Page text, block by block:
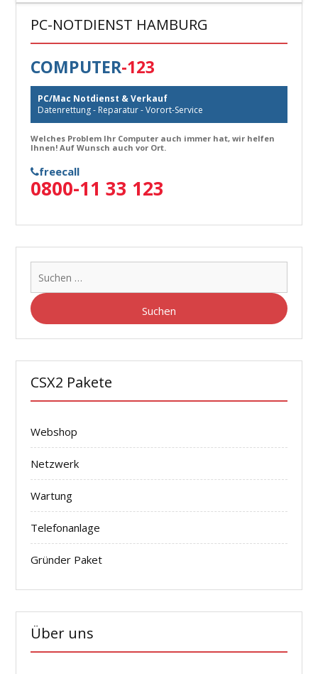
PC-NOTDIENST HAMBURG
COMPUTER-123
PC/Mac Notdienst & Verkauf
Datenrettung - Reparatur - Vorort-Service
Welches Problem Ihr Computer auch immer hat, wir helfen
Ihnen! Auf Wunsch auch vor Ort.
freecall
0800-11 33 123
CSX2 Pakete
Webshop
Netzwerk
Wartung
Telefonanlage
Gründer Paket
Über uns